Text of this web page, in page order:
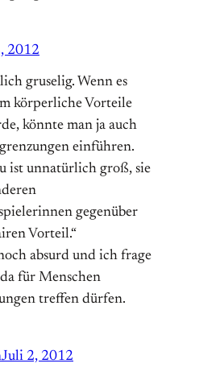
2012
gruselig. Wenn es
körperliche Vorteile
könnte man ja auch
einführen.
ist unnatürlich groß, sie
gegenüber
Vorteil.“
absurd und ich frage
für Menschen
treffen dürfen.
Juli 2, 2012